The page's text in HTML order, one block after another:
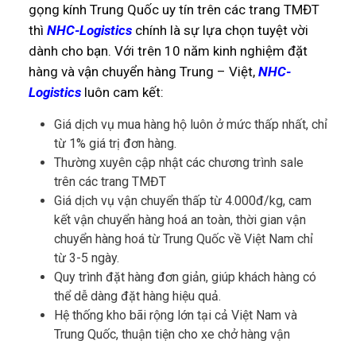
gọng kính Trung Quốc uy tín trên các trang TMĐT
thì NHC-Logistics chính là sự lựa chọn tuyệt vời
dành cho bạn. Với trên 10 năm kinh nghiệm đặt
hàng và vận chuyển hàng Trung – Việt, NHC-
Logistics luôn cam kết:
Giá dịch vụ mua hàng hộ luôn ở mức thấp nhất, chỉ
từ 1% giá trị đơn hàng.
Thường xuyên cập nhật các chương trình sale
trên các trang TMĐT
Giá dịch vụ vận chuyển thấp từ 4.000đ/kg, cam
kết vận chuyển hàng hoá an toàn, thời gian vận
chuyển hàng hoá từ Trung Quốc về Việt Nam chỉ
từ 3-5 ngày.
Quy trình đặt hàng đơn giản, giúp khách hàng có
thể dễ dàng đặt hàng hiệu quả.
Hệ thống kho bãi rộng lớn tại cả Việt Nam và
Trung Quốc, thuận tiện cho xe chở hàng vận